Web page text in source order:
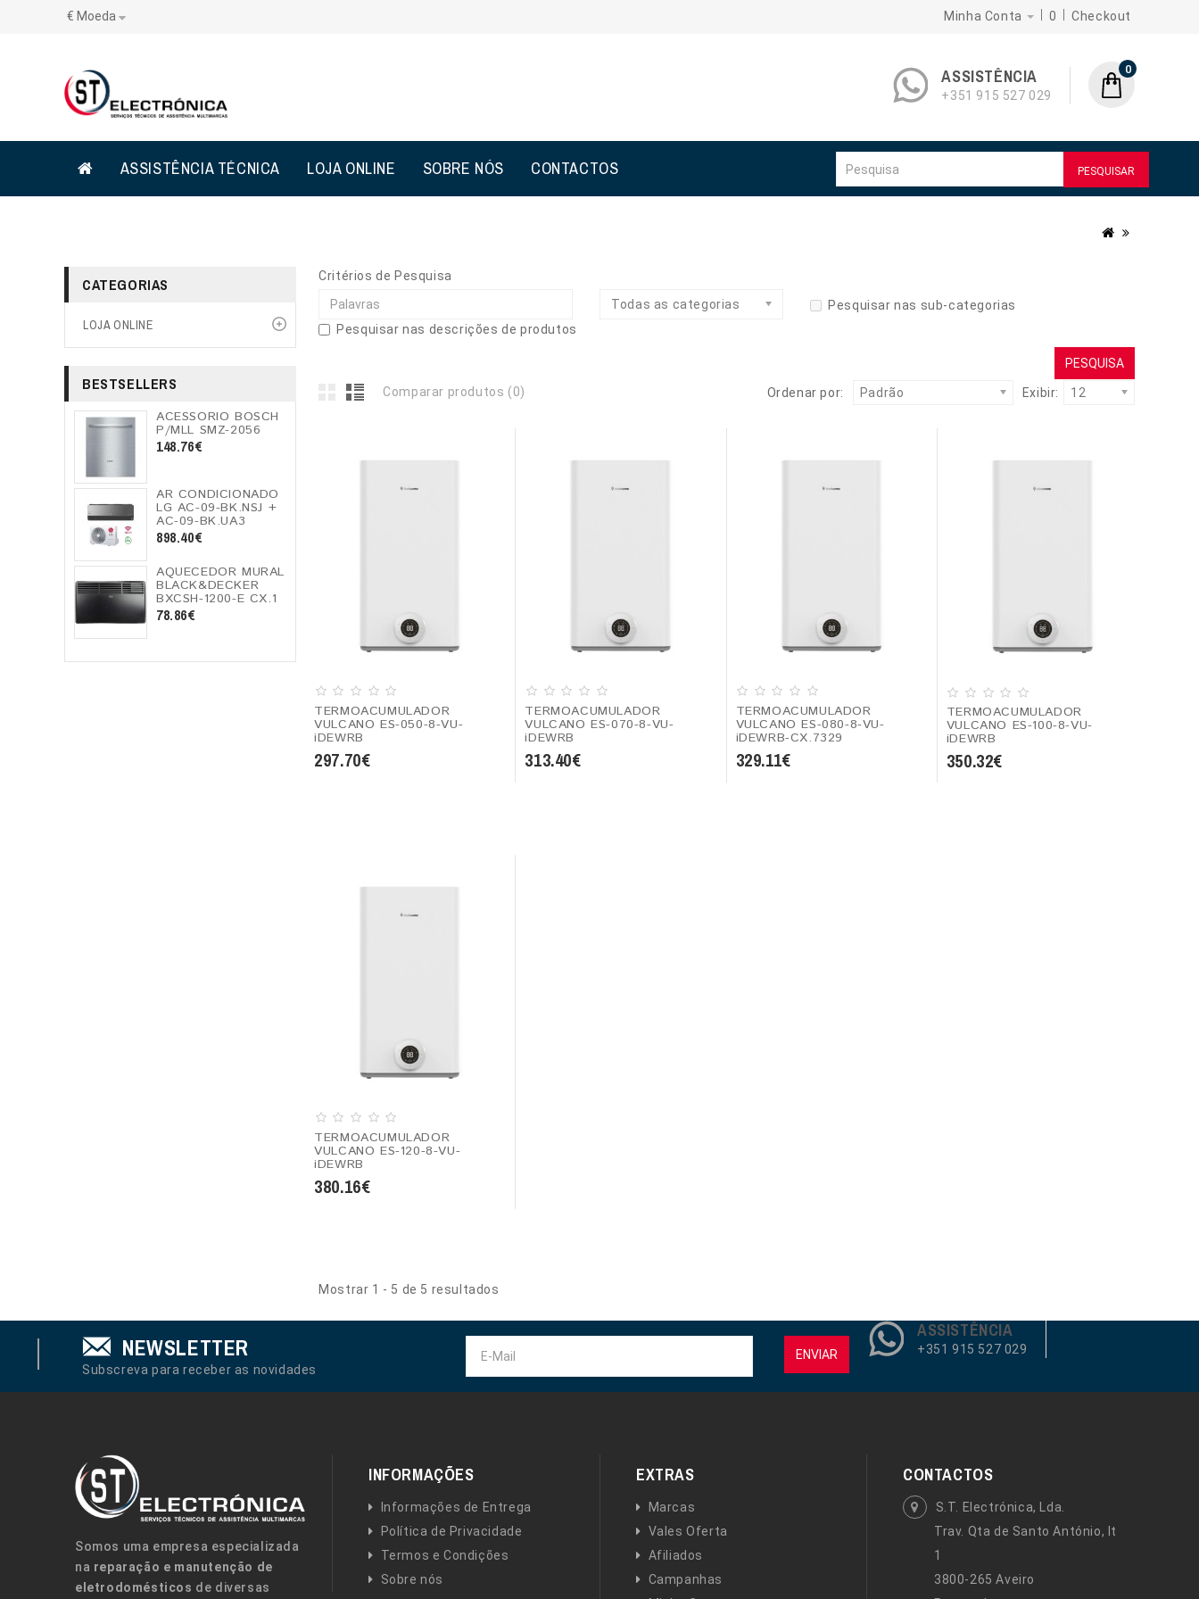
€ Moeda Minha Conta 0 Checkout
ASSISTÊNCIA
+351 915 527 029
0
PESQUISAR
ASSISTÊNCIA TÉCNICA LOJA ONLINE SOBRE NÓS CONTACTOS
CATEGORIAS
LOJA ONLINE
BESTSELLERS
ACESSORIO BOSCH
P/MLL SMZ-2056
148.76€
AR CONDICIONADO
LG AC-09-BK.NSJ +
AC-09-BK.UA3
898.40€
AQUECEDOR MURAL
BLACK&DECKER
BXCSH-1200-E CX.1
78.86€
Critérios de Pesquisa
Todas as categorias
Pesquisar nas sub-categorias
Pesquisar nas descrições de produtos
Comparar produtos (0) Ordenar por: Padrão Exibir: 12
TERMOACUMULADOR
VULCANO ES-050-8-VU-
iDEWRB
297.70€
TERMOACUMULADOR
VULCANO ES-070-8-VU-
iDEWRB
313.40€
TERMOACUMULADOR
VULCANO ES-080-8-VU-
iDEWRB-CX.7329
329.11€
TERMOACUMULADOR
VULCANO ES-100-8-VU-
iDEWRB
350.32€
TERMOACUMULADOR
VULCANO ES-120-8-VU-
iDEWRB
380.16€
Mostrar 1 - 5 de 5 resultados
ASSISTÊNCIA
+351 915 527 029
NEWSLETTER
Subscreva para receber as novidades
ENVIAR
Somos uma empresa especializada
na reparação e manutenção de
eletrodomésticos de diversas
INFORMAÇÕES
Informações de Entrega
Política de Privacidade
Termos e Condições
Sobre nós
EXTRAS
Marcas
Vales Oferta
Afiliados
Campanhas
CONTACTOS
S.T. Electrónica, Lda.
Trav. Qta de Santo António, lt
1
3800-265 Aveiro